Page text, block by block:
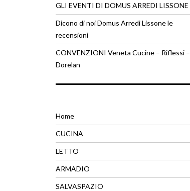
GLI EVENTI DI DOMUS ARREDI LISSONE
Dicono di noi Domus Arredi Lissone le
recensioni
CONVENZIONI Veneta Cucine – Riflessi –
Dorelan
Home
CUCINA
LETTO
ARMADIO
SALVASPAZIO